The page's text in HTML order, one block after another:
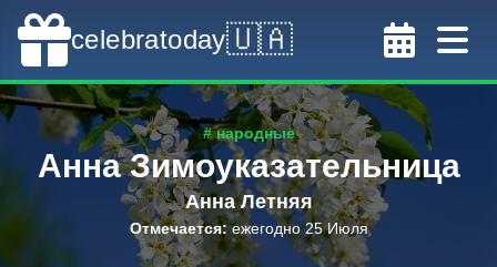
celebratoday🇺🇦
# народные
Анна Зимоуказательница
Анна Летняя
Отмечается:ежегодно 25 Июля